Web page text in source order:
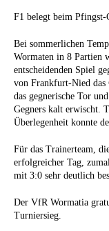
F1 belegt beim
Bei sommerlichen
Wormaten in 8 Partien
entscheidenden Spiel
von Frankfurt-Nied das
das gegnerische Tor
Gegners kalt erwischt.
Überlegenheit konnte
Für das Trainerteam,
erfolgreicher Tag,
mit 3:0 sehr deutlich
Der VfR Wormatia
Turniersieg.